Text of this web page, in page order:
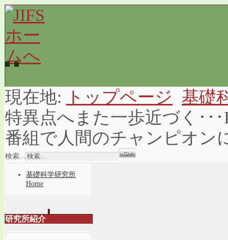
現在地: トップページ 基礎
特異点へまた一歩近づく･･
番組で人間のチャンピオン
検索...
基礎科学研究所
Home
研究所紹介